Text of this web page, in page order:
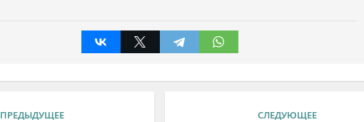
ПРЕДЫДУЩЕЕ СЛЕДУЮЩЕЕ